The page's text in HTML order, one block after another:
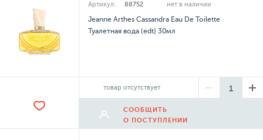
Артикул: 88752 нет в наличии
Jeanne Arthes Cassandra Eau De Toilette
Туалетная вода (edt) 30мл
товар отсутствует
СООБЩИТЬ
О ПОСТУПЛЕНИИ